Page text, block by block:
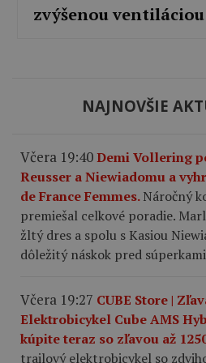
zvýšenou ventiláciou
NAJNOVŠIE
Včera 19:40Demi Vollering
Reusser a Niewiadomu a
de France Femmes.Náročný
premiešal celkové poradie.
žltý dres a spolu s Kasiou
dôležitý náskok pred
Včera 19:27 CUBE Store |
Elektrobicykel Cube AMS
kúpite teraz so zľavou až
trailový elektrobicykel so